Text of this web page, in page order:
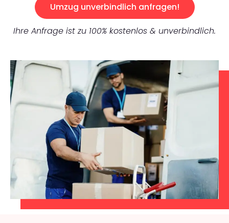
Umzug unverbindlich anfragen!
Ihre Anfrage ist zu 100% kostenlos & unverbindlich.